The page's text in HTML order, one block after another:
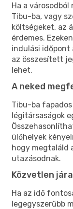
Ha a
Tibu-ba, vagy
költségeket, az
érdemes.
indulási időpont
az összesített
lehet.
A neked
Tibu-ba
légitársaságok
ülőhelyek
hogy megtaláld
utazásodnak.
Közvetlen
Ha az idő
legegyszerűbb